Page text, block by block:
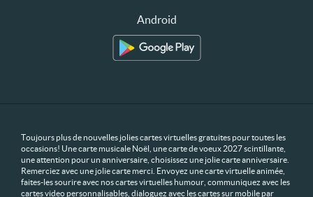
Android
Toujours plus de nouvelles jolies cartes virtuelles gratuites pour toutes les
occasions! Une carte musicale Noël, une carte de voeux 2027 scintillante,
une attention pour un anniversaire, choisissez une jolie carte anniversaire.
Remerciez avec une jolie carte merci. Envoyez une carte virtuelle animée,
faites-les sourire avec nos cartes virtuelles humour, communiquez avec les
cartes video personnalisables, dialoguez avec les cartes sur mobile par